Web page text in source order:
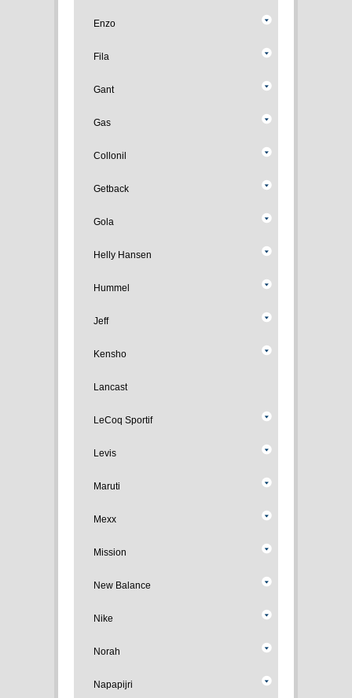
Enzo
Fila
Gant
Gas
Collonil
Getback
Gola
Helly Hansen
Hummel
Jeff
Kensho
Lancast
LeCoq Sportif
Levis
Maruti
Mexx
Mission
New Balance
Nike
Norah
Napapijri